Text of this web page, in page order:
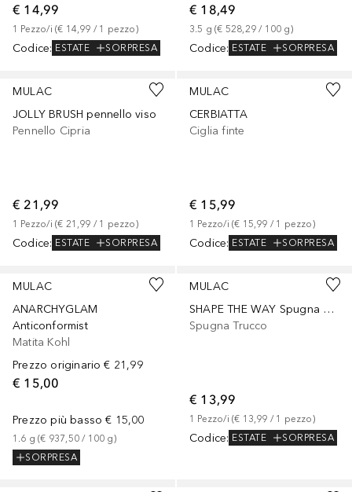
€ 14,99
1 Pezzo/i (€ 14,99 / 1 pezzo)
Codice: ESTATE SORPRESA
€ 18,49
3.5 g (€ 528,29 / 100 g)
Codice: ESTATE SORPRESA
MULAC
JOLLY BRUSH pennello viso
Pennello Cipria
€ 21,99
1 Pezzo/i (€ 21,99 / 1 pezzo)
Codice: ESTATE SORPRESA
MULAC
CERBIATTA
Ciglia finte
€ 15,99
1 Pezzo/i (€ 15,99 / 1 pezzo)
Codice: ESTATE SORPRESA
MULAC
ANARCHYGLAM
Anticonformist
Matita Kohl
Prezzo originario € 21,99
€ 15,00
Prezzo più basso € 15,00
1.6 g (€ 937,50 / 100 g)
SORPRESA
MULAC
SHAPE THE WAY Spugna make-up professionale
Spugna Trucco
€ 13,99
1 Pezzo/i (€ 13,99 / 1 pezzo)
Codice: ESTATE SORPRESA